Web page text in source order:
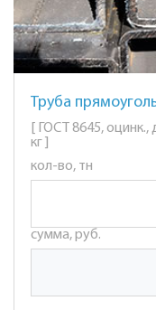
[ ГОСТ 8645, оцинк.,
кг ]
кол-во, тн
сумма, руб.